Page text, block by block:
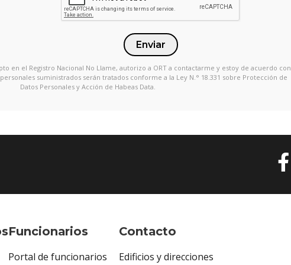
Enviar
en el Registro Nacional No Llame, autorizo a ORT a contactarme y estoy de acuerdo con
suministrados serán tratados conforme a la Ley N.° 18.331 sobre Protección de
Datos Personales y Acción de Habeas Data.
Funcionarios
Portal de funcionarios
Contacto
Edificios y direcciones